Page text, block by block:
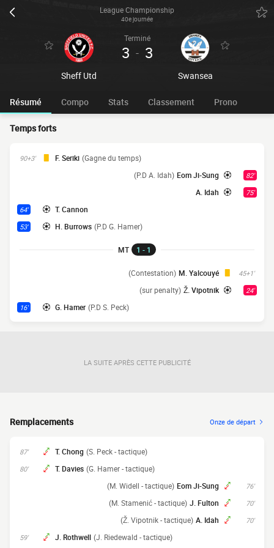
League Championship
40e journée
Sheff Utd
Terminé
3 - 3
Swansea
Résumé Compo Stats Classement Prono
Temps forts
90+3' F. Seriki (Gagne du temps)
82'
Eom Ji-Sung
(P.D A. Idah)
75'
A. Idah
64' T. Cannon
53' H. Burrows (P.D G. Hamer)
MT 1 - 1
45+1'
M. Yalcouyé
(Contestation)
24'
Ž. Vipotnik
(sur penalty)
16' G. Hamer (P.D S. Peck)
LA SUITE APRÈS CETTE PUBLICITÉ
Remplacements Onze de départ
87' T. Chong (S. Peck - tactique)
80' T. Davies (G. Hamer - tactique)
76'
Eom Ji-Sung
(M. Widell - tactique)
70'
J. Fulton
(M. Stamenić - tactique)
70'
A. Idah
(Ž. Vipotnik - tactique)
59' J. Rothwell (J. Riedewald - tactique)